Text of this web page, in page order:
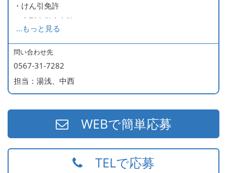
・けん引免許
・大型自動車免許
（歓迎）
・前向きな気持ちでお仕事に取り組める方
・柔軟で吸収力のある方
※未経験の方も大歓迎！当社では経験だけでなく、人柄を
重視した採用を行っています。
なくぜひご応募ください。
... もっと見る
問い合わせ先
0567-31-7282
担当：湯浅、中西
WEBで簡単応募
TELで応募